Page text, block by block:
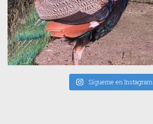
Sígueme en Instagram